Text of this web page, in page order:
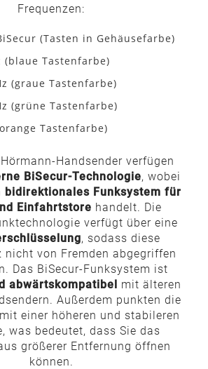
Frequenzen:
(Tasten in Gehäusefarbe)
(blaue Tastenfarbe)
(graue Tastenfarbe)
(grüne Tastenfarbe)
Tastenfarbe)
Handsender verfügen
BiSecur-Technologie, wobei
bidirektionales Funksystem für
Einfahrtstore handelt. Die
verfügt über eine
, sodass diese
nicht von Fremden abgegriffen
Das BiSecur-Funksystem ist
abwärtskompatibel mit älteren
Außerdem punkten die
einer höheren und stabileren
was bedeutet, dass Sie das
größerer Entfernung öffnen
können.